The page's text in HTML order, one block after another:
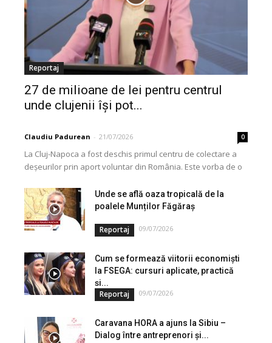
Reportaj
27 de milioane de lei pentru centrul
unde clujenii își pot...
Claudiu Padurean - 21/07/2026 0
La Cluj-Napoca a fost deschis primul centru de colectare a
deșeurilor prin aport voluntar din România. Este vorba de o
Unde se află oaza tropicală de la
poalele Munților Făgăraș
Reportaj 09/07/2026
Cum se formează viitorii economiști
la FSEGA: cursuri aplicate, practică
și...
Reportaj 09/07/2026
Caravana HORA a ajuns la Sibiu –
Dialog între antreprenori și...